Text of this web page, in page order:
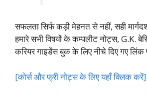
सफलता सिर्फ कड़ी मेहनत से नहीं, सही
हमारे सभी विषयों के कम्पलीट नोट्स, G.K.
करियर गाइडेंस बुक के लिए नीचे दिए गए
[कोर्स और फ्री नोट्स के लिए यहाँ क्लिक करें]